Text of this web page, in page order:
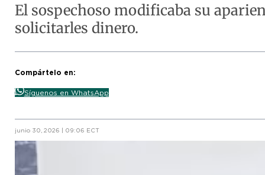
El sospechoso modificaba su
solicitarles dinero.
Compártelo en:
Síguenos en WhatsApp
junio 30, 2026 | 09:06 ECT